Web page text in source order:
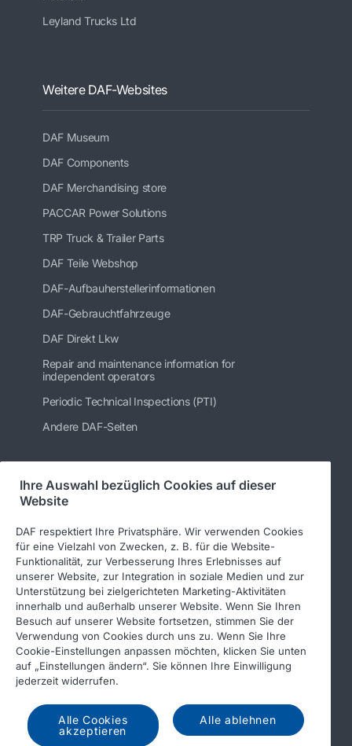
Leyland Trucks Ltd
Weitere DAF-Websites
DAF Museum
DAF Components
DAF Merchandising store
PACCAR Power Solutions
TRP Truck & Trailer Parts
DAF Teile Webshop
DAF-Aufbauherstellerinformationen
DAF-Gebrauchtfahrzeuge
DAF Direkt Lkw
Repair and maintenance information for
independent operators
Periodic Technical Inspections (PTI)
Andere DAF-Seiten
Folgen Sie uns
© 2026 DAF
Rechtlicher Hinweis
Datenschutzerklärung
DAF und Cookies
Income Tax Report
Ihre Auswahl bezüglich Cookies auf dieser
Website
DAF respektiert Ihre Privatsphäre. Wir verwenden Cookies
für eine Vielzahl von Zwecken, z. B. für die Website-
Funktionalität, zur Verbesserung Ihres Erlebnisses auf
unserer Website, zur Integration in soziale Medien und zur
Unterstützung bei zielgerichteten Marketing-Aktivitäten
innerhalb und außerhalb unserer Website. Wenn Sie Ihren
Besuch auf unserer Website fortsetzen, stimmen Sie der
Verwendung von Cookies durch uns zu. Wenn Sie Ihre
Cookie-Einstellungen anpassen möchten, klicken Sie unten
auf „Einstellungen ändern“. Sie können Ihre Einwilligung
jederzeit widerrufen.
Alle Cookies
akzeptieren
Alle ablehnen